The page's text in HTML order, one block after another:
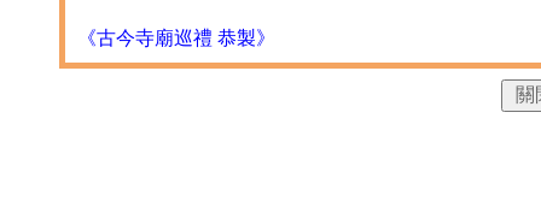
《古今寺廟巡禮 恭製》